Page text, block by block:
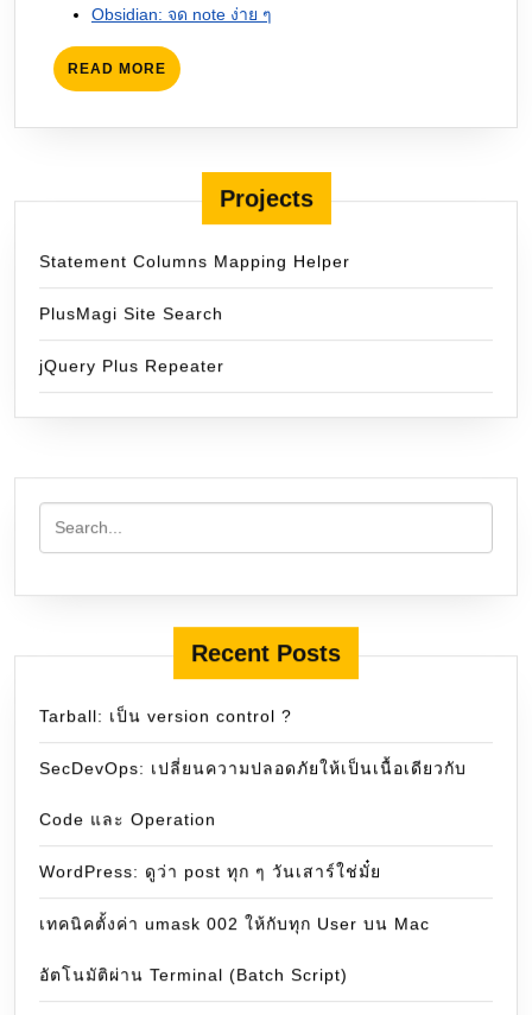
Obsidian: จด note ง่าย ๆ
READ MORE READ
MORE
Projects
Statement Columns Mapping Helper
PlusMagi Site Search
jQuery Plus Repeater
Recent Posts
Tarball: เป็น version control ?
SecDevOps: เปลี่ยนความปลอดภัยให้เป็นเนื้อเดียวกับ
Code และ Operation
WordPress: ดูว่า post ทุก ๆ วันเสาร์ใช่มั๋ย
เทคนิคตั้งค่า umask 002 ให้กับทุก User บน Mac
อัตโนมัติผ่าน Terminal (Batch Script)